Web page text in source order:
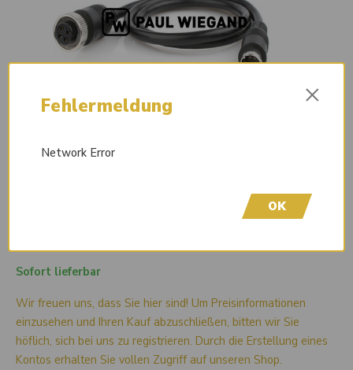
Sofort lieferbar
Wir freuen uns, dass Sie hier sind! Um Preisinformationen
einzusehen und Ihren Kauf abzuschließen, bitten wir Sie
höflich, sich bei uns zu registrieren. Durch die Erstellung eines
Kontos erhalten Sie vollen Zugriff auf unseren Shop.
Fehlermeldung ×
Network Error
OK